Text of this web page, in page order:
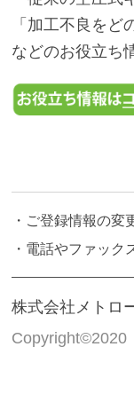
「加工不良をど
などのお役立ち
・ご登録情報の変
・電話やファック
株式会社メトロ